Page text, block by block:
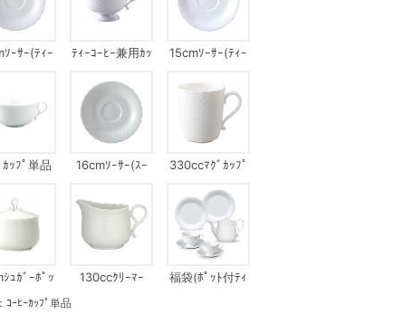
ｿｰｻｰ(ﾃｨｰ
ﾃｨｰｺｰﾋｰ兼用ｶｯ
15cmｿｰｻｰ(ﾃｨｰ
ｶｯﾌﾟ単品
16cmｿｰｻｰ(ｽｰ
330ccﾏｸﾞｶｯﾌﾟ
ｭｶﾞｰﾎﾟｯ
130ccｸﾘｰﾏｰ
福袋(ﾎﾟｯﾄ付ﾃｨ
ｰﾋｰｶｯﾌﾟ単品